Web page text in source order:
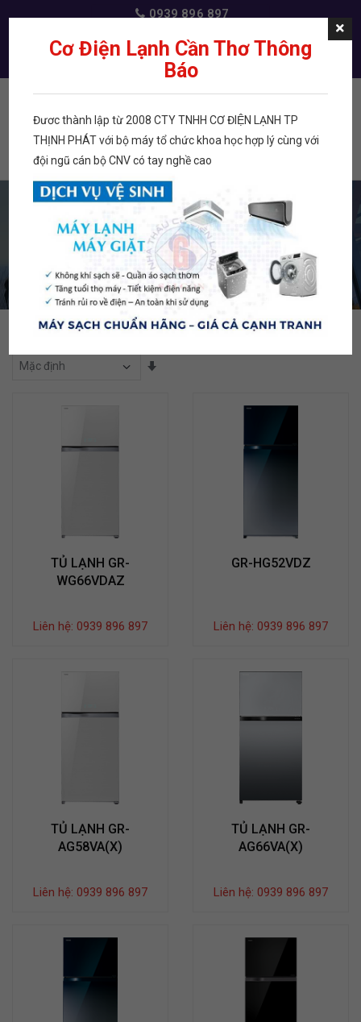
0939 896 897
Menu
TRANG CHỦ
THIẾT BỊ GIA DỤNG
TRANG CHỦ THIẾT BỊ GIA DỤNG
Sắp Xếp Theo
TỦ LẠNH GR-
WG66VDAZ
Liên hệ: 0939 896 897
GR-HG52VDZ
Liên hệ: 0939 896 897
TỦ LẠNH GR-
AG58VA(X)
Liên hệ: 0939 896 897
TỦ LẠNH GR-
AG66VA(X)
Liên hệ: 0939 896 897
Cơ Điện Lạnh Cần Thơ Thông
Báo
Đươc thành lập từ 2008 CTY TNHH CƠ ĐIỆN LẠNH TP
THỊNH PHÁT với bộ máy tổ chức khoa học hợp lý cùng với
đội ngũ cán bộ CNV có tay nghề cao